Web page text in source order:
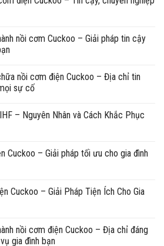
nồi cơm Cuckoo – Giải pháp tin cậy
nồi cơm điện Cuckoo – Địa chỉ tin
sự cố
– Nguyên Nhân và Cách Khắc Phục
Cuckoo – Giải pháp tối ưu cho gia đình
Cuckoo – Giải Pháp Tiện Ích Cho Gia
nồi cơm điện Cuckoo – Địa chỉ đáng
gia đình bạn